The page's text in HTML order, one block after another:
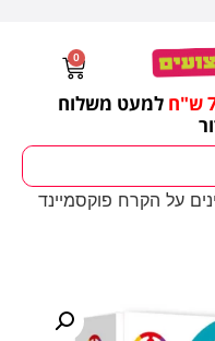
למעט משלוח
0
על הקרח פוקסמיינד